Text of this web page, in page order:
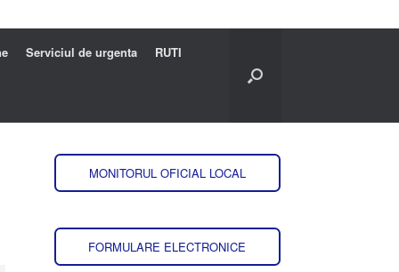
Serviciul de urgenta RUTI
MONITORUL OFICIAL LOCAL
FORMULARE ELECTRONICE